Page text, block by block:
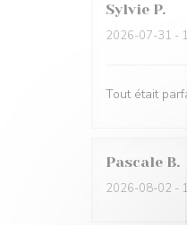
Sylvie P
2026-07-31 -
Tout était
Pascale B
2026-08-02 -